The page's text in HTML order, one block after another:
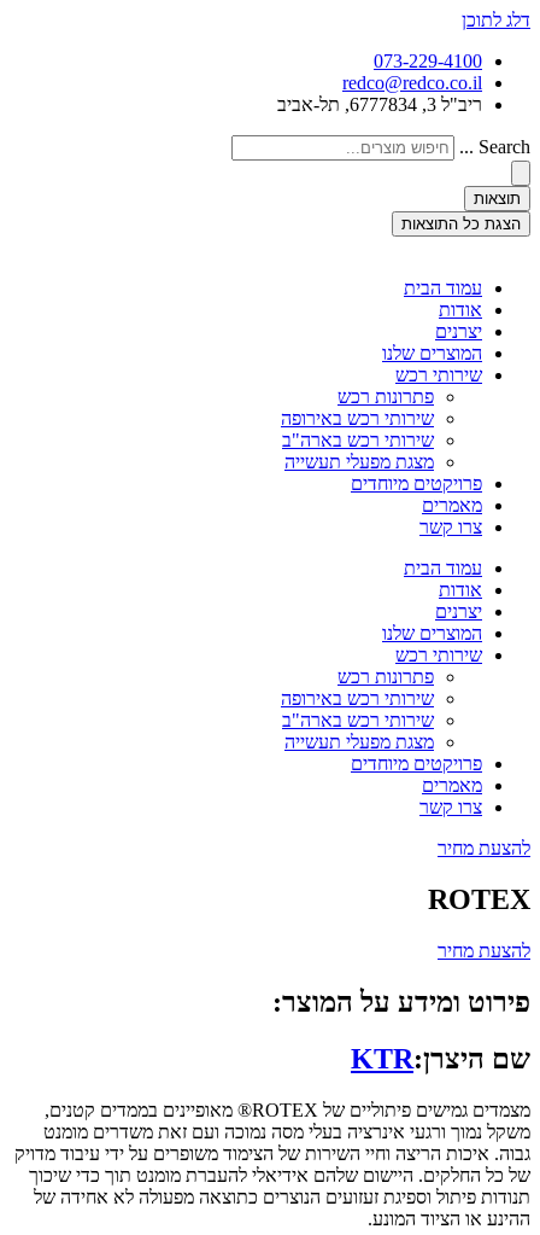
דלג לתוכן
073-229-4100
redco@redco.co.il
ריב"ל 3, 6777834, תל-אביב
Search ...
תוצאות
הצגת כל התוצאות
עמוד הבית
אודות
יצרנים
המוצרים שלנו
שירותי רכש
פתרונות רכש
שירותי רכש באירופה
שירותי רכש בארה"ב
מצגת מפעלי תעשייה
פרויקטים מיוחדים
מאמרים
צרו קשר
עמוד הבית
אודות
יצרנים
המוצרים שלנו
שירותי רכש
פתרונות רכש
שירותי רכש באירופה
שירותי רכש בארה"ב
מצגת מפעלי תעשייה
פרויקטים מיוחדים
מאמרים
צרו קשר
להצעת מחיר
ROTEX
להצעת מחיר
פירוט ומידע על המוצר:
שם היצרן:KTR
מצמדים גמישים פיתוליים של ROTEX® מאופיינים בממדים קטנים,
משקל נמוך ורגעי אינרציה בעלי מסה נמוכה ועם זאת משדרים מומנט
גבוה. איכות הריצה וחיי השירות של הצימוד משופרים על ידי עיבוד מדויק
של כל החלקים. היישום שלהם אידיאלי להעברת מומנט תוך כדי שיכוך
תנודות פיתול וספיגת זעזועים הנוצרים כתוצאה מפעולה לא אחידה של
ההינע או הציוד המונע.